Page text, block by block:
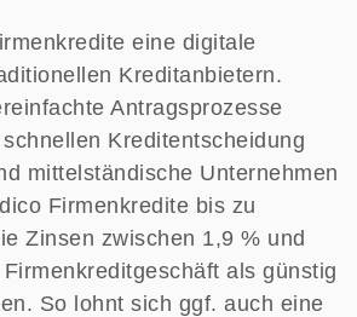
eine digitale
Kreditanbietern.
Antragsprozesse
Kreditentscheidung
mittelständische Unternehmen
Firmenkredite bis zu
Zinsen zwischen 1,9 % und
als günstig
So lohnt sich ggf. auch eine